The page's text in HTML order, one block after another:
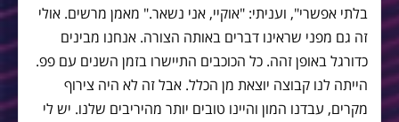
בלתי אפשרי", ועניתי: "אוקיי, אני נשאר." מאמן מרשים. אולי
זה גם מפני שראינו דברים באותה הצורה. אנחנו מבינים
כדורגל באופן זהה. כל הכוכבים התיישרו בזמן השנים עם פפ.
הייתה לנו קבוצה יוצאת מן הכלל. אבל זה לא היה צירוף
מקרים, עבדנו המון והיינו טובים יותר מהיריבים שלנו. יש לי